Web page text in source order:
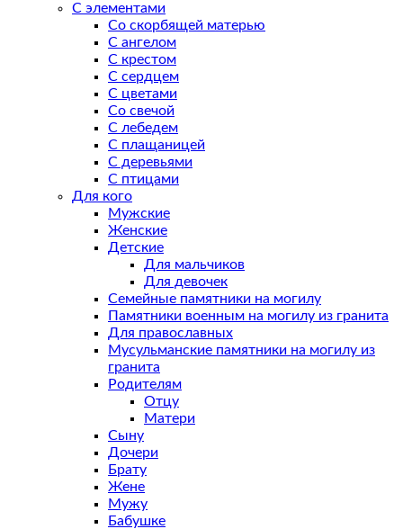
С элементами
Со скорбящей матерью
С ангелом
С крестом
С сердцем
С цветами
Со свечой
С лебедем
С плащаницей
С деревьями
С птицами
Для кого
Мужские
Женские
Детские
Для мальчиков
Для девочек
Семейные памятники на могилу
Памятники военным на могилу из гранита
Для православных
Мусульманские памятники на могилу из
гранита
Родителям
Отцу
Матери
Сыну
Дочери
Брату
Жене
Мужу
Бабушке